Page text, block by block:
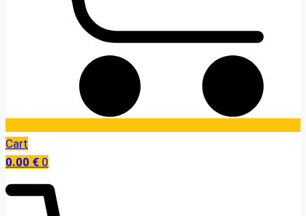
Cart
0.00 € 0